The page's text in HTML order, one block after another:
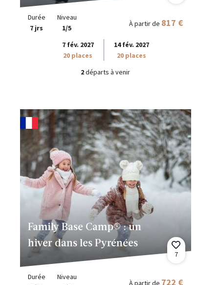
Durée
7 jrs
Niveau
1/5
À partir de 817 €
7 fév. 2027
20 places
14 fév. 2027
20 places
2départs à venir
Family Base Camp® : un
hiver dans les Pyrénées
7
Durée
Niveau
À partir de 722 €